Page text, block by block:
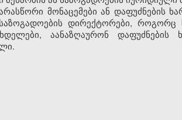
მონაცემები ან დაფუძნების
დირექტორები,
აანაზღაურონ დაფუძნების